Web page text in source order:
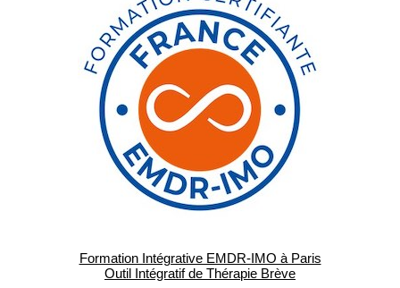
Formation Intégrative EMDR-IMO à Paris
Outil Intégratif de Thérapie Brève